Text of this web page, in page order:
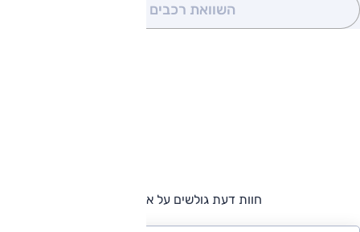
השוואת רכבים
חוות דעת גולשים על אופל ויוארו